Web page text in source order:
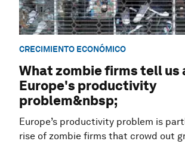
CRECIMIENTO ECONÓMICO
What zombie firms tell us
Europe's productivity
problem&nbsp;
Europe’s productivity problem is
rise of zombie firms that crowd out